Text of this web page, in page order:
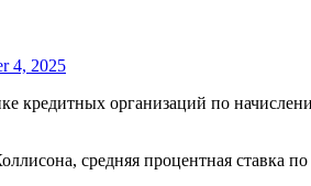
4, 2025
кредитных организаций по
средняя процентная ставка